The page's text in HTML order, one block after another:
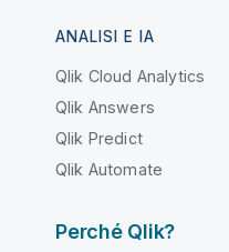
ANALISI E IA
Qlik Cloud Analytics
Qlik Answers
Qlik Predict
Qlik Automate
Perché Qlik?